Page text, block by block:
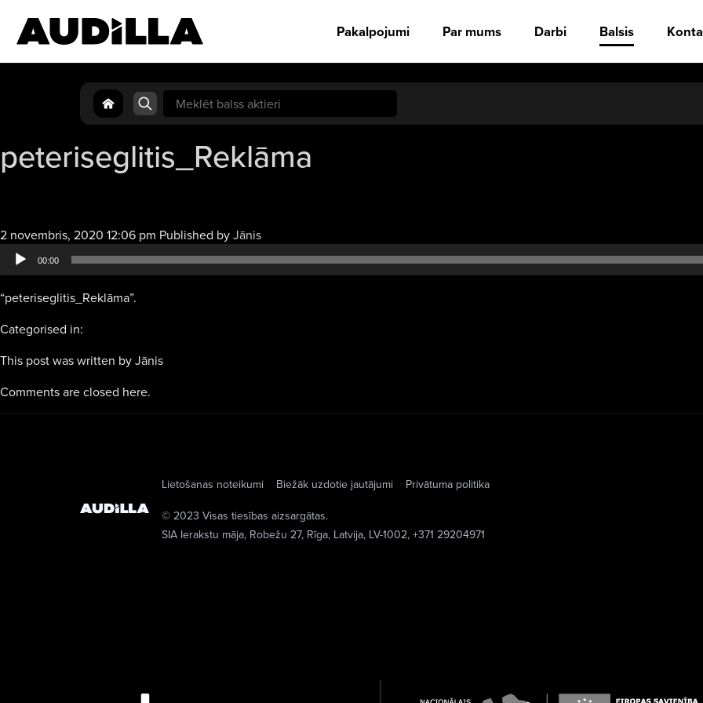
Pakalpojumi Par mums Darbi Balsis
Search
for:
peteriseglitis_Reklāma
2 novembris, 2020 12:06 pm Published byJānisAudio
atskaņotājs
00:00
“peteriseglitis_Reklāma”.
Categorised in:
This post was written by Jānis
Comments are closed here.
Lietošanas noteikumi Biežāk uzdotie jautājumi
Privātuma politika
© 2023 Visas tiesības aizsargātas.
SIA Ierakstu māja, Robežu 27, Rīga, Latvija, LV-1002, +371 29204971